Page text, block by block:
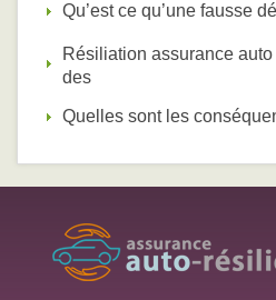
Qu’est ce qu’une fausse
Résiliation assurance
des
Quelles sont les